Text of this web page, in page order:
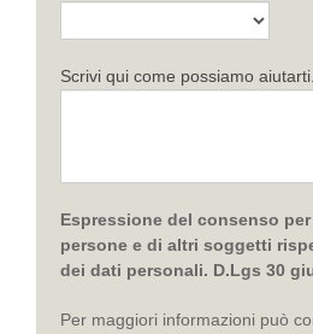
Scrivi qui come possiamo aiutarti.
Espressione del consenso
persone e di altri soggetti
dei dati personali. D.Lgs 30
Per maggiori informazioni può